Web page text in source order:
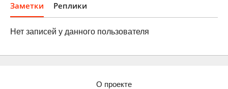
Заметки Реплики
Нет записей у данного пользователя
О проекте